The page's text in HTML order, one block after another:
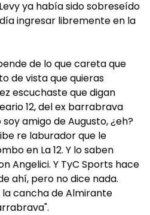
ya había sido sobreseído
ingresar libremente en la
de lo que careta que
de vista que quieras
escuchaste que digan
12, del ex barrabrava
amigo de Augusto, ¿eh?
re laburador que le
en La 12. Y lo saben
Angelici. Y TyC Sports hace
ahí, pero no dice nada.
cancha de Almirante